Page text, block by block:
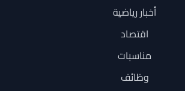
أخبار رياضية
اقتصاد
مناسبات
وظائف